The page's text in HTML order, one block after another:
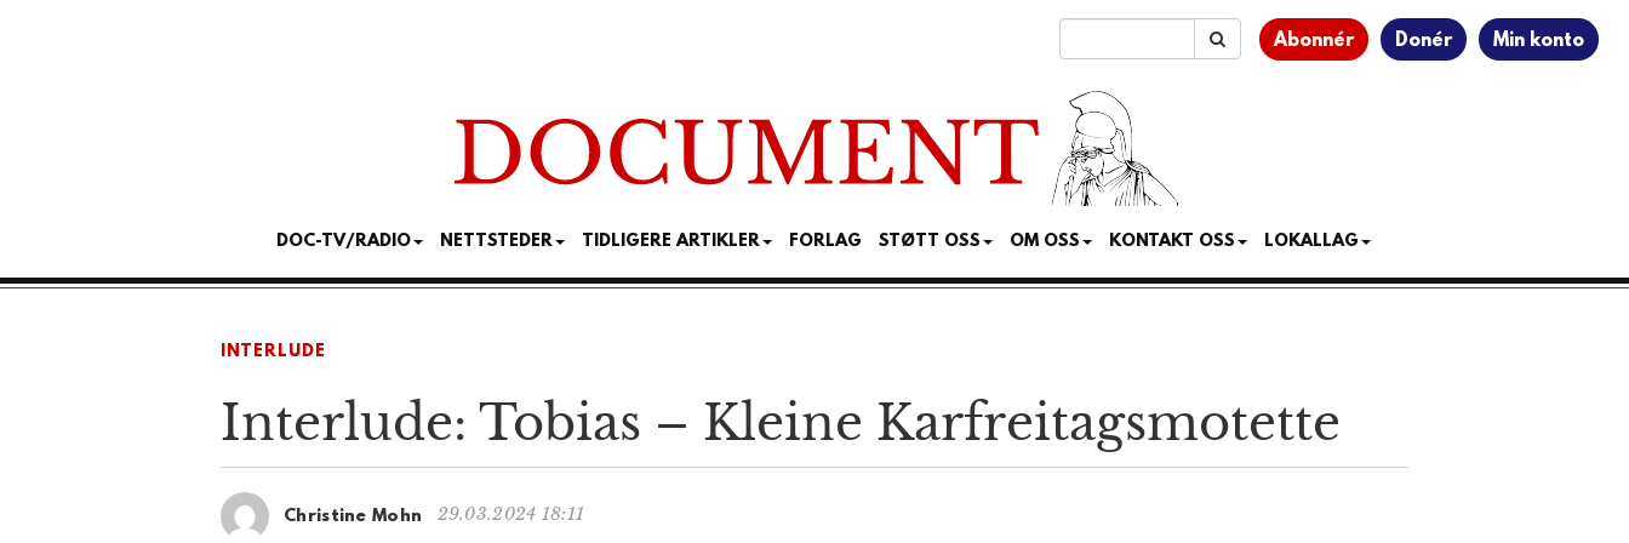
Abonnér Donér Min konto
DOC-TV/RADIO NETTSTEDER TIDLIGERE ARTIKLER FORLAG STØTT OSS OM OSS KONTAKT OSS LOKALLAG
INTERLUDE
Interlude: Tobias – Kleine Karfreitagsmotette
Christine Mohn 29.03.2024 18:11